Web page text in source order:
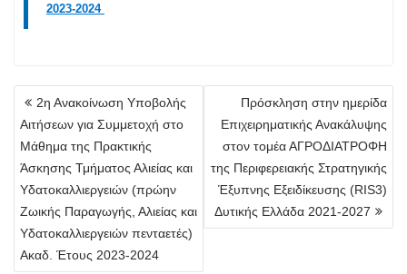
2023-2024
Πλοήγηση
άρθρων
2η Ανακοίνωση Υποβολής
Αιτήσεων για Συμμετοχή στο
Μάθημα της Πρακτικής
Άσκησης Τμήματος Αλιείας και
Υδατοκαλλιεργειών (πρώην
Ζωικής Παραγωγής, Αλιείας και
Υδατοκαλλιεργειών πενταετές)
Ακαδ. Έτους 2023-2024
Πρόσκληση στην ημερίδα
Επιχειρηματικής Ανακάλυψης
στον τομέα ΑΓΡΟΔΙΑΤΡΟΦΗ
της Περιφερειακής Στρατηγικής
Έξυπνης Εξειδίκευσης (RIS3)
Δυτικής Ελλάδα 2021-2027